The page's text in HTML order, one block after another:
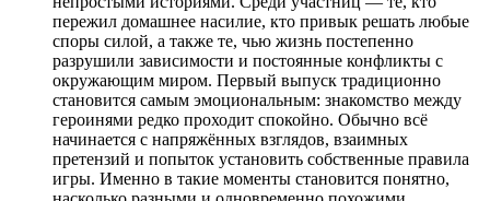
пережил домашнее насилие, кто привык решать любые
споры силой, а также те, чью жизнь постепенно
разрушили зависимости и постоянные конфликты с
окружающим миром. Первый выпуск традиционно
становится самым эмоциональным: знакомство между
героинями редко проходит спокойно. Обычно всё
начинается с напряжённых взглядов, взаимных
претензий и попыток установить собственные правила
игры. Именно в такие моменты становится понятно,